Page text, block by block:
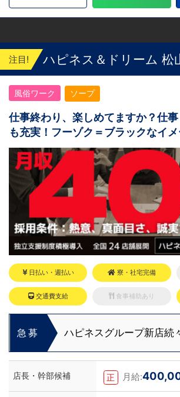
注目! ハピネス＆ドリーム 松
風俗ワーク ソープ
仕事終わり、楽しめてますか？仕
も充実！フーゾク＝ブラックなイ
OK！
日払い・週払い 寮・社宅完備
交通費支給 食事補助あり
急募
ハピネスグループ新店続
店長・幹部候補 正 月給: